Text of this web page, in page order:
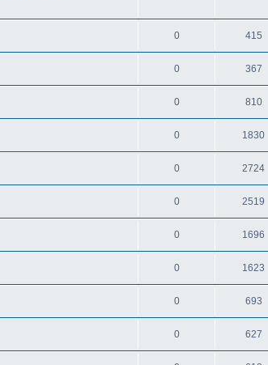
0 415
0 367
0 810
0 1830
0 2724
0 2519
0 1696
0 1623
0 693
0 627